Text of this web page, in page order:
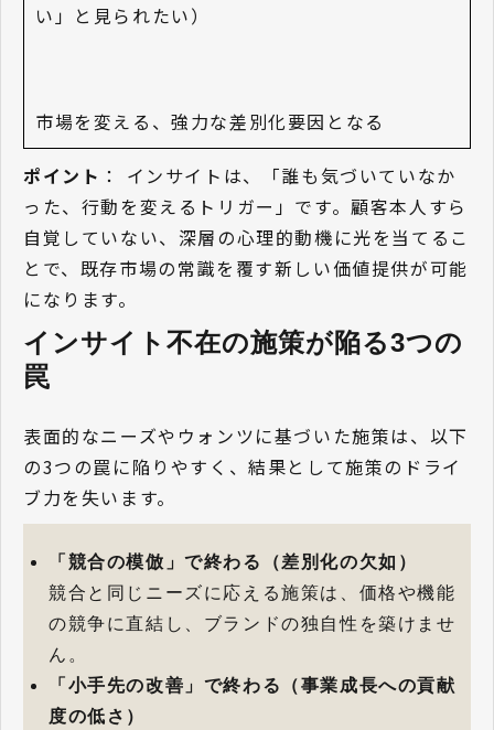
い」と見られたい）
市場を変える、強力な差別化要因となる
ポイント ： インサイトは、「誰も気づいていなか
った、行動を変えるトリガー」です。顧客本人すら
自覚していない、深層の心理的動機に光を当てるこ
とで、既存市場の常識を覆す新しい価値提供が可能
になります。
インサイト不在の施策が陥る3つの
罠
表面的なニーズやウォンツに基づいた施策は、以下
の3つの罠に陥りやすく、結果として施策のドライ
ブ力を失います。
「競合の模倣」で終わる（差別化の欠如）
競合と同じニーズに応える施策は、価格や機能
の競争に直結し、ブランドの独自性を築けませ
ん。
「小手先の改善」で終わる（事業成長への貢献
度の低さ）